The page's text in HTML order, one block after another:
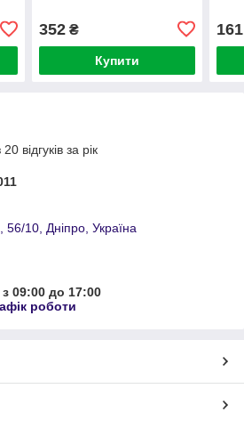
352₴
Купити
161
відгуків за рік
56/10, Дніпро, Україна
09:00 до 17:00
роботи